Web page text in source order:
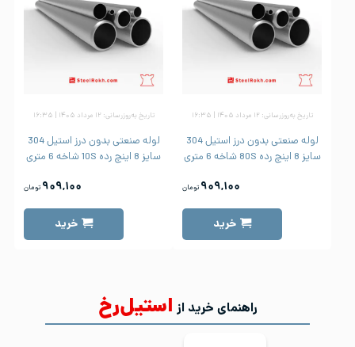
تاریخ به‌روزرسانی: ۱۲ مرداد ۱۴۰۵ | ۱۶:۳۵
لوله صنعتی بدون درز استیل 304
سایز 8 اینچ رده 80S شاخه 6 متری
۹۰۹,۱۰۰ تومان
خرید
تاریخ به‌روزرسانی: ۱۲ مرداد ۱۴۰۵ | ۱۶:۳۵
لوله صنعتی بدون درز استیل 304
سایز 8 اینچ رده 10S شاخه 6 متری
۹۰۹,۱۰۰ تومان
خرید
راهنمای خرید از استیل‌رخ